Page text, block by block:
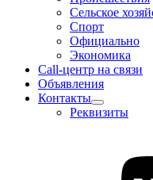
Сельское
Спорт
Официально
Экономика
Call-центр на связи
Объявления
Контакты
Реквизиты